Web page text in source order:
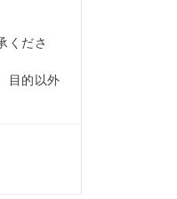
くださ
目的以外